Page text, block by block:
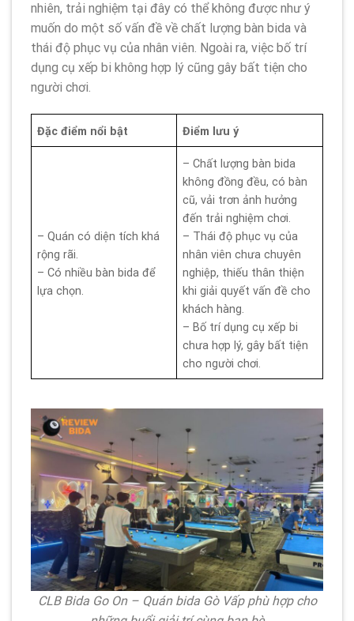
nhiên, trải nghiệm tại đây có thể không được như ý
muốn do một số vấn đề về chất lượng bàn bida và
thái độ phục vụ của nhân viên. Ngoài ra, việc bố trí
dụng cụ xếp bi không hợp lý cũng gây bất tiện cho
người chơi.
Đặc điểm nổi bật Điểm lưu ý
– Quán có diện tích khá
rộng rãi.
– Có nhiều bàn bida để
lựa chọn.
– Chất lượng bàn bida
không đồng đều, có bàn
cũ, vải trơn ảnh hưởng
đến trải nghiệm chơi.
– Thái độ phục vụ của
nhân viên chưa chuyên
nghiệp, thiếu thân thiện
khi giải quyết vấn đề cho
khách hàng.
– Bố trí dụng cụ xếp bi
chưa hợp lý, gây bất tiện
cho người chơi.
CLB Bida Go On – Quán bida Gò Vấp phù hợp cho